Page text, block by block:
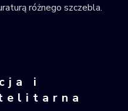
różnego szczebla.
i